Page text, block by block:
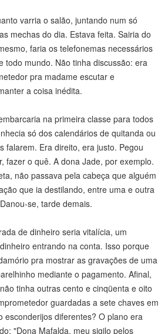
varria o salão, juntando num só
mechas do dia. Estava feita. Sairia do
faria os telefonemas necessários
todo mundo. Não tinha discussão: era
pra madame escutar e
a coisa inédita.
na primeira classe para todos
só dos calendários de quitanda ou
falarem. Era direito, era justo. Pegou
fazer o quê. A dona Jade, por exemplo.
não passava pela cabeça que alguém
que ia destilando, entre uma e outra
se, tarde demais.
de dinheiro seria vitalícia, um
entrando na conta. Isso porque
pra mostrar as gravações de uma
mediante o pagamento. Afinal,
tinha outras cento e cinqüenta e oito
guardadas a sete chaves em
esconderijos diferentes? O plano era
"Dona Mafalda, meu sigilo pelos